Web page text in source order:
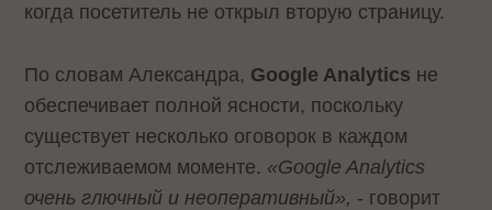
когда посетитель не открыл вторую страницу.
По словам Александра, Google Analytics не
обеспечивает полной ясности, поскольку
существует несколько оговорок в каждом
отслеживаемом моменте. «GoogleAnalytics
очень глючный и неоперативный», - говорит